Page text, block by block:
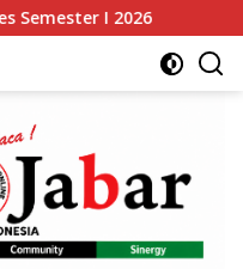
Bupati Bogor Rudy